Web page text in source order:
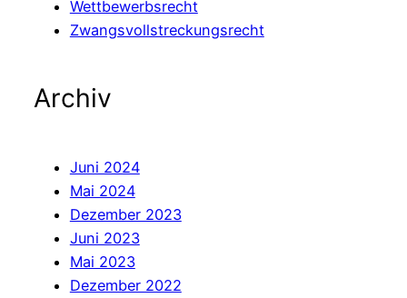
Wettbewerbsrecht
Zwangsvollstreckungsrecht
Archiv
Juni 2024
Mai 2024
Dezember 2023
Juni 2023
Mai 2023
Dezember 2022